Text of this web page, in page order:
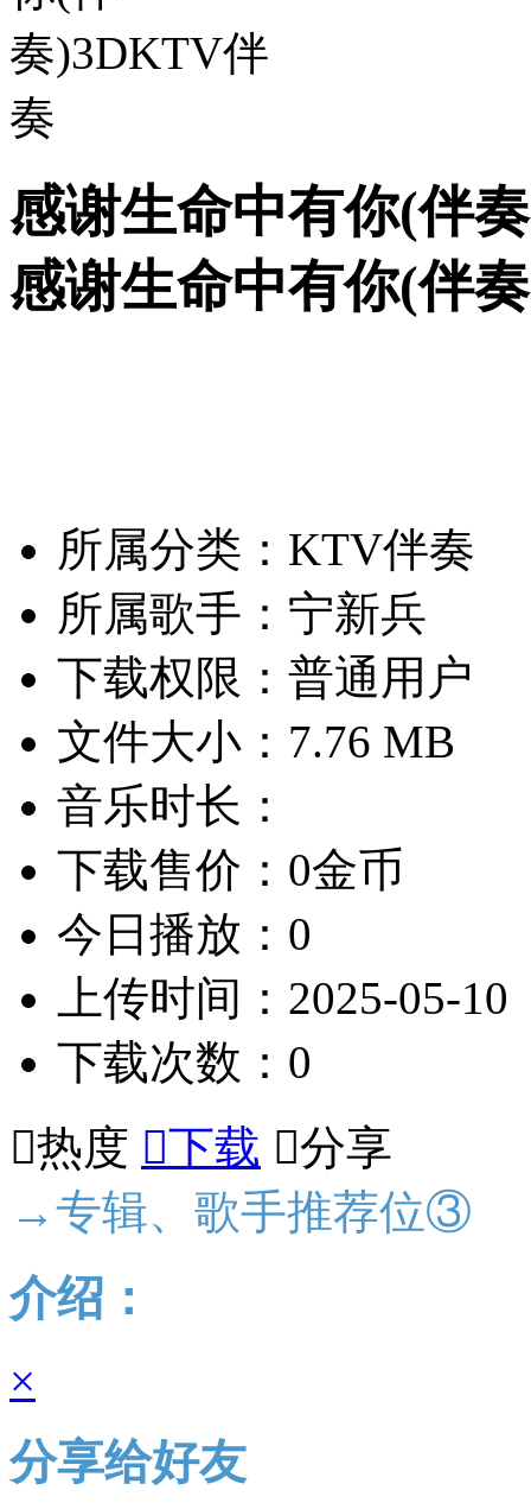
感谢生命中有你(伴
感谢生命中有你(伴
所属分类：KTV伴奏
所属歌手：宁新兵
下载权限：普通用户
文件大小：7.76 MB
音乐时长：
下载售价：0金币
今日播放：0
上传时间：2025-05-10
下载次数：0
热度 下载 分享
→专辑、歌手推荐位③
介绍：
×
分享给好友